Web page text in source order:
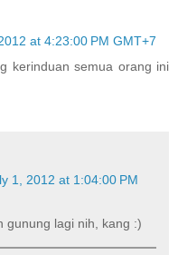
at 4:23:00 PM GMT+7
kerinduan semua orang ini
1, 2012 at 1:04:00 PM
gunung lagi nih, kang :)